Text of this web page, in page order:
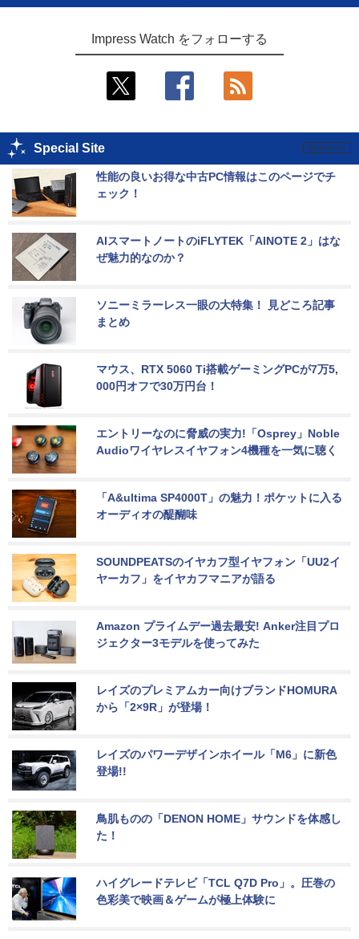
Impress Watch をフォローする
Special Site
性能の良いお得な中古PC情報はこのページでチ
ェック！
AIスマートノートのiFLYTEK「AINOTE 2」はな
ぜ魅力的なのか？
ソニーミラーレス一眼の大特集！ 見どころ記事
まとめ
マウス、RTX 5060 Ti搭載ゲーミングPCが7万5,
000円オフで30万円台！
エントリーなのに脅威の実力!「Osprey」Noble
Audioワイヤレスイヤフォン4機種を一気に聴く
「A&ultima SP4000T」の魅力！ポケットに入る
オーディオの醍醐味
SOUNDPEATSのイヤカフ型イヤフォン「UU2イ
ヤーカフ」をイヤカフマニアが語る
Amazon プライムデー過去最安! Anker注目プロ
ジェクター3モデルを使ってみた
レイズのプレミアムカー向けブランドHOMURA
から「2×9R」が登場！
レイズのパワーデザインホイール「M6」に新色
登場!!
鳥肌ものの「DENON HOME」サウンドを体感し
た！
ハイグレードテレビ「TCL Q7D Pro」。圧巻の
色彩美で映画＆ゲームが極上体験に